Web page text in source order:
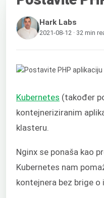
Hark Labs
2021-08-12 · 32 min
Kubernetes (također
kontejneriziranim
klasteru.
Nginx se ponaša kao
Kubernetes nam
kontejnera bez brige o